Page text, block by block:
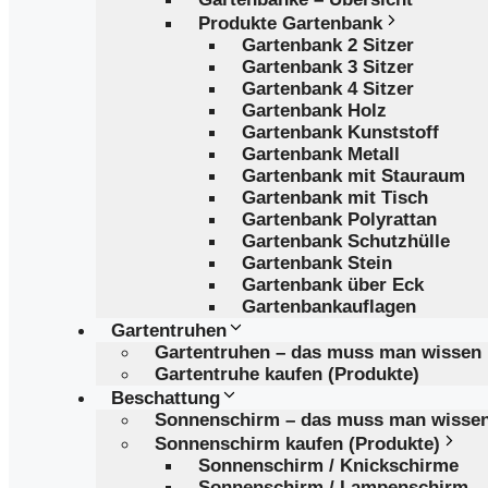
Produkte Gartenbank
Gartenbank 2 Sitzer
Gartenbank 3 Sitzer
Gartenbank 4 Sitzer
Gartenbank Holz
Gartenbank Kunststoff
Gartenbank Metall
Gartenbank mit Stauraum
Gartenbank mit Tisch
Gartenbank Polyrattan
Gartenbank Schutzhülle
Gartenbank Stein
Gartenbank über Eck
Gartenbankauflagen
Gartentruhen
Gartentruhen – das muss man wissen
Gartentruhe kaufen (Produkte)
Beschattung
Sonnenschirm – das muss man
Sonnenschirm kaufen (Produkte)
Sonnenschirm / Knickschirme